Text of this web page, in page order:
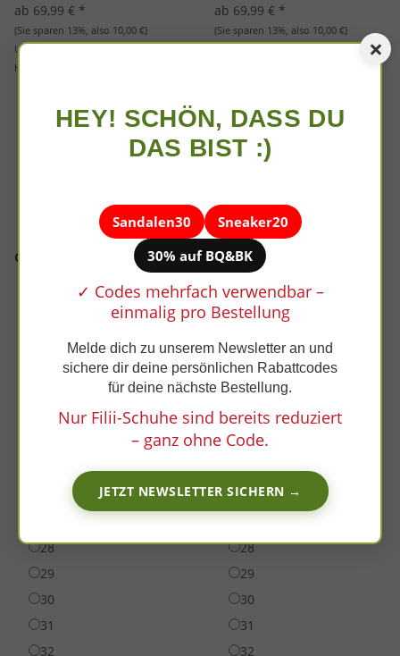
ab 69,99 € *
(Sie sparen 13%, also 10,00 €)
Unverbindliche Preisempfehlung des
Herstellers:
ab 69,99 € *
(Sie sparen 13%, also 10,00 €)
Unverbindliche Preisempfehlung des
Größe
28
29
30
31
32
Größe
19
21
22
23
24
25
26
27
28
29
30
31
32
×
HEY! SCHÖN, DASS DU
DAS BIST :)
Sandalen30
Sneaker20
30% auf BQ&BK
✓ Codes mehrfach verwendbar –
einmalig pro Bestellung
Melde dich zu unserem Newsletter an und
sichere dir deine persönlichen Rabattcodes
für deine nächste Bestellung.
Nur Filii-Schuhe sind bereits reduziert
– ganz ohne Code.
JETZT NEWSLETTER SICHERN →